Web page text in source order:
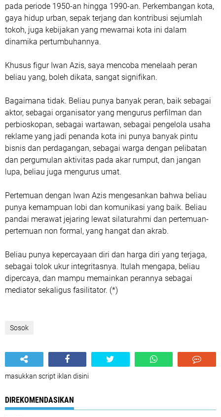
pada periode 1950-an hingga 1990-an. Perkembangan kota,
gaya hidup urban, sepak terjang dan kontribusi sejumlah
tokoh, juga kebijakan yang mewarnai kota ini dalam
dinamika pertumbuhannya.
Khusus figur Iwan Azis, saya mencoba menelaah peran
beliau yang, boleh dikata, sangat signifikan.
Bagaimana tidak. Beliau punya banyak peran, baik sebagai
aktor, sebagai organisator yang mengurus perfilman dan
perbioskopan, sebagai wartawan, sebagai pengelola usaha
reklame yang jadi penanda kota ini punya banyak pintu
bisnis dan perdagangan, sebagai warga dengan pelibatan
dan pergumulan aktivitas pada akar rumput, dan jangan
lupa, beliau juga mengurus umat.
Pertemuan dengan Iwan Azis mengesankan bahwa beliau
punya kemampuan lobi dan komunikasi yang baik. Beliau
pandai merawat jejaring lewat silaturahmi dan pertemuan-
pertemuan non formal, yang hangat dan akrab.
Beliau punya kepercayaan diri dan harga diri yang terjaga,
sebagai tolok ukur integritasnya. Itulah mengapa, beliau
dipercaya, dan mampu memainkan perannya sebagai
mediator sekaligus fasilitator. (*)
Sosok
masukkan script iklan disini
DIREKOMENDASIKAN